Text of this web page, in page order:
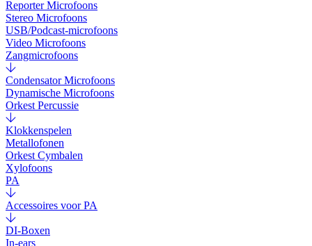
Reporter Microfoons
Stereo Microfoons
USB/Podcast-microfoons
Video Microfoons
Zangmicrofoons
Condensator Microfoons
Dynamische Microfoons
Orkest Percussie
Klokkenspelen
Metallofonen
Orkest Cymbalen
Xylofoons
PA
Accessoires voor PA
DI-Boxen
In-ears